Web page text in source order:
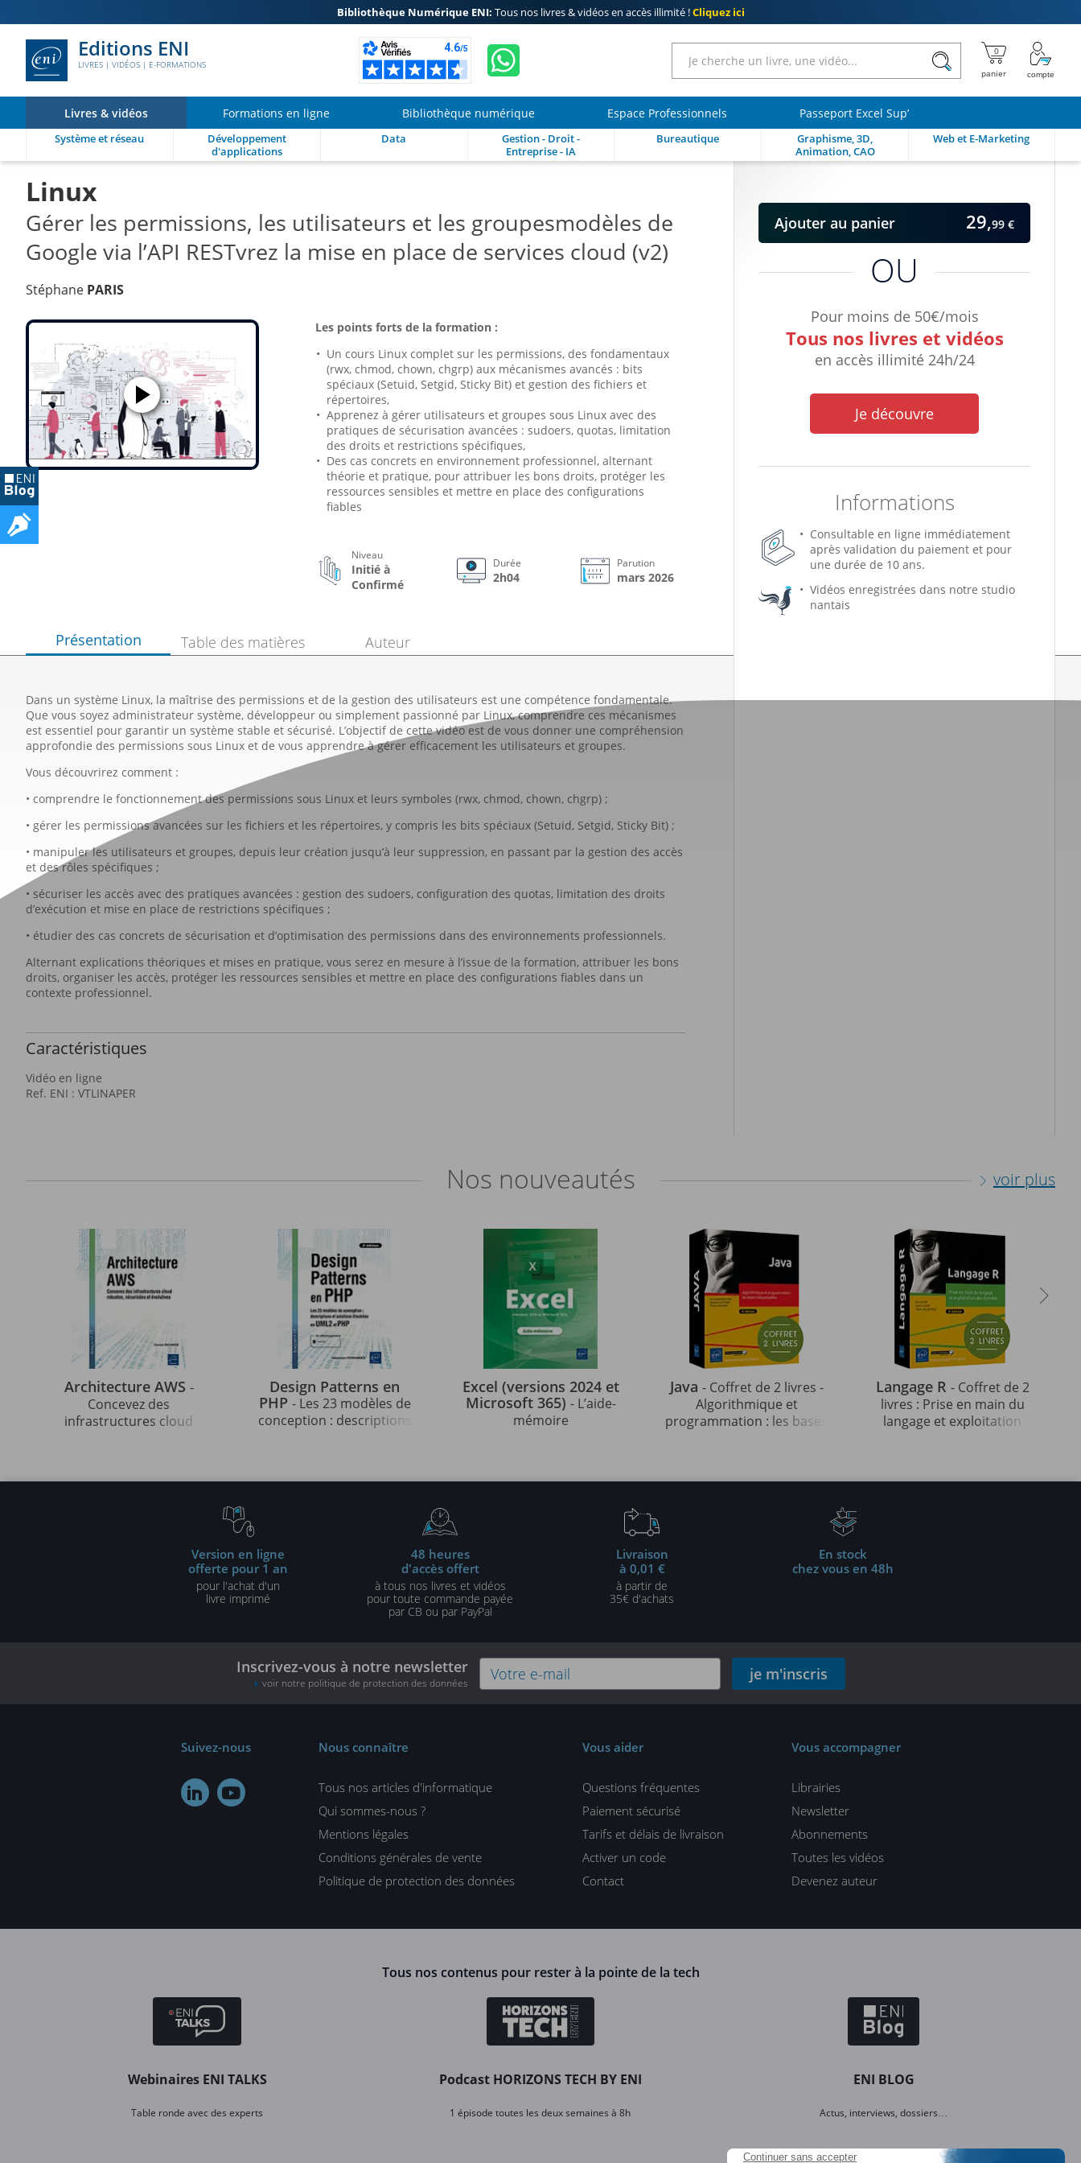
Bibliothèque Numérique ENI: Tous nos livres & vidéos en accès illimité !Cliquez ici
Editions ENI
LIVRES | VIDÉOS | E-FORMATIONS
Livres & vidéos Formations en ligne Bibliothèque numérique Espace Professionnels Passeport Excel Sup’
Système et réseau
Développement
d'applications
Data
Gestion - Droit -
Entreprise - IA
Bureautique
Graphisme, 3D,
Animation, CAO
Web et E-Marketing
Linux
Gérer les permissions, les utilisateurs et les groupesmodèles de
Google via l’API RESTvrez la mise en place de services cloud (v2)
Stéphane PARIS OU
Pour moins de 50€/mois
Tous nos livres et vidéos
en accès illimité 24h/24
Je découvre
Informations
Consultable en ligne immédiatement
après validation du paiement et pour
une durée de 10 ans.
Vidéos enregistrées dans notre studio
nantais
Ajouter au panier 29,99 €
Les points forts de la formation :
Un cours Linux complet sur les permissions, des fondamentaux
(rwx, chmod, chown, chgrp) aux mécanismes avancés : bits
spéciaux (Setuid, Setgid, Sticky Bit) et gestion des fichiers et
répertoires,
Apprenez à gérer utilisateurs et groupes sous Linux avec des
pratiques de sécurisation avancées : sudoers, quotas, limitation
des droits et restrictions spécifiques,
Des cas concrets en environnement professionnel, alternant
théorie et pratique, pour attribuer les bons droits, protéger les
ressources sensibles et mettre en place des configurations
fiables
Niveau
Initié à
Confirmé
Durée
2h04
Parution
mars 2026
Présentation
Dans un système Linux, la maîtrise des permissions et de la gestion des utilisateurs est une compétence fondamentale.
Que vous soyez administrateur système, développeur ou simplement passionné par Linux, comprendre ces mécanismes
est essentiel pour garantir un système stable et sécurisé. L’objectif de cette vidéo est de vous donner une compréhension
approfondie des permissions sous Linux et de vous apprendre à gérer efficacement les utilisateurs et groupes.
Vous découvrirez comment :
• comprendre le fonctionnement des permissions sous Linux et leurs symboles (rwx, chmod, chown, chgrp) ;
• gérer les permissions avancées sur les fichiers et les répertoires, y compris les bits spéciaux (Setuid, Setgid, Sticky Bit) ;
• manipuler les utilisateurs et groupes, depuis leur création jusqu’à leur suppression, en passant par la gestion des accès
et des rôles spécifiques ;
• sécuriser les accès avec des pratiques avancées : gestion des sudoers, configuration des quotas, limitation des droits
d’exécution et mise en place de restrictions spécifiques ;
• étudier des cas concrets de sécurisation et d’optimisation des permissions dans des environnements professionnels.
Alternant explications théoriques et mises en pratique, vous serez en mesure à l’issue de la formation, attribuer les bons
droits, organiser les accès, protéger les ressources sensibles et mettre en place des configurations fiables dans un
contexte professionnel.
Caractéristiques
Vidéo en ligne
Ref. ENI : VTLINAPER
Table des matières Auteur
Nos nouveautés voir plus
Architecture AWS -
Concevez des
infrastructures cloud
Design Patterns en
PHP - Les 23 modèles de
conception : descriptions
Excel (versions 2024 et
Microsoft 365) - L’aide-
mémoire
Java - Coffret de 2 livres -
Algorithmique et
programmation : les bases
Langage R - Coffret de 2
livres : Prise en main du
langage et exploitation
Version en ligne
offerte pour 1 an
pour l'achat d'un
livre imprimé
48 heures
d'accès offert
à tous nos livres et vidéos
pour toute commande payée
par CB ou par PayPal
Livraison
à 0,01 €
à partir de
35€ d'achats
En stock
chez vous en 48h
Inscrivez-vous à notre newsletter
voir notre politique de protection des données je m'inscris
Suivez-nous
 
Nous connaître
Tous nos articles d'informatique
Qui sommes-nous ?
Mentions légales
Conditions générales de vente
Politique de protection des données
Vous aider
Questions fréquentes
Paiement sécurisé
Tarifs et délais de livraison
Activer un code
Contact
Vous accompagner
Librairies
Newsletter
Abonnements
Toutes les vidéos
Devenez auteur
Tous nos contenus pour rester à la pointe de la tech
Webinaires ENI TALKS
Table ronde avec des experts
Podcast HORIZONS TECH BY ENI
1 épisode toutes les deux semaines à 8h
ENI BLOG
Actus, interviews, dossiers…